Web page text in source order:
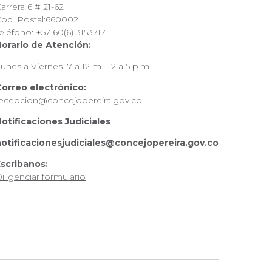
6 # 21-62
Postal:660002
+57 60(6) 3153717
de Atención:
a Viernes 7 a 12 m. - 2 a 5 p.m
electrónico:
Judiciales
formulario